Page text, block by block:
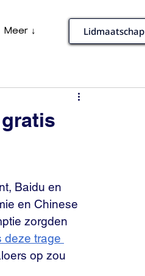
Meer ↓ Lidmaatschap
Baidu en
en Chinese
zorgden
deze trage
op zou